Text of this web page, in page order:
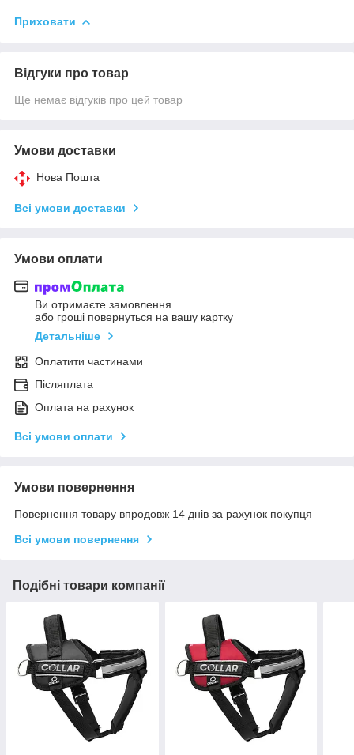
Приховати
Відгуки про товар
Ще немає відгуків про цей товар
Умови доставки
Нова Пошта
Всі умови доставки
Умови оплати
Ви отримаєте замовлення
або гроші повернуться на вашу картку
Детальніше
Оплатити частинами
Післяплата
Оплата на рахунок
Всі умови оплати
Умови повернення
Повернення товару впродовж 14 днів за рахунок покупця
Всі умови повернення
Подібні товари компанії